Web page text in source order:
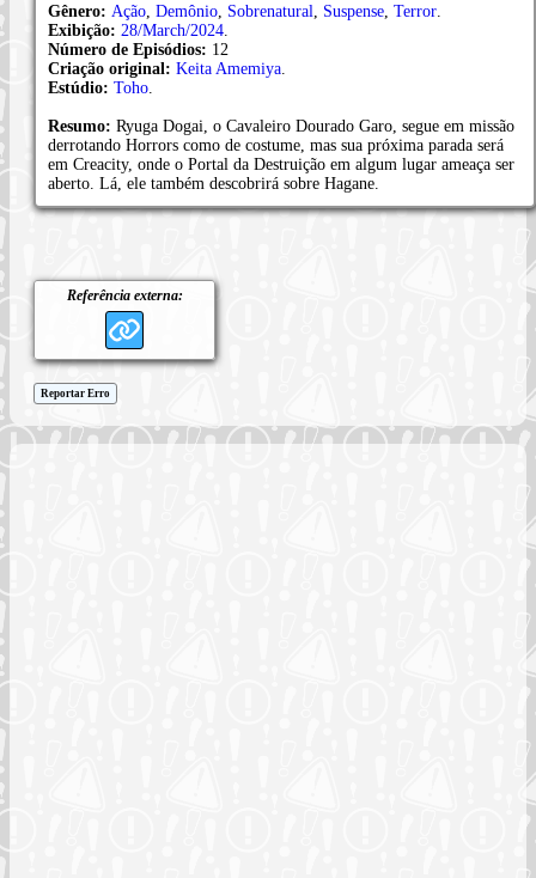
Gênero: Ação Demônio Sobrenatural Suspense Terror
Exibição: 28/March/2024
Número de Episódios: 12
Criação original: Keita Amemiya
Estúdio: Toho
Resumo: Ryuga Dogai, o Cavaleiro Dourado Garo, segue em missão
derrotando Horrors como de costume, mas sua próxima parada será
em Creacity, onde o Portal da Destruição em algum lugar ameaça ser
aberto. Lá, ele também descobrirá sobre Hagane.
Referência externa:
Reportar Erro